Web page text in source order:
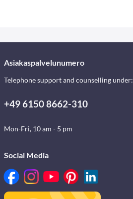
Asiakaspalvelunumero
Telephone support and counselling under:
+49 6150 8662-310
Mon-Fri, 10 am - 5 pm
Social Media